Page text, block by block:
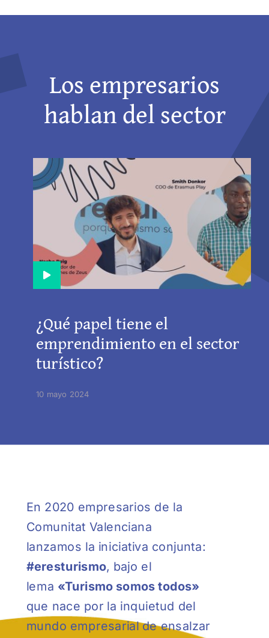
Los empresarios
hablan del sector
¿Qué papel tiene el
emprendimiento en el sector
turístico?
10 mayo 2024
En 2020 empresarios de la
Comunitat Valenciana
lanzamos la iniciativa conjunta:
#eresturismo, bajo el
lema «Turismo somos todos»
que nace por la inquietud del
mundo empresarial de ensalzar